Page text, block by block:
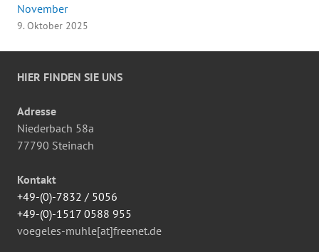
November
9. Oktober 2025
HIER FINDEN SIE UNS
Adresse
Niederbach 58a
77790 Steinach
Kontakt
+49-(0)-7832 / 5056
+49-(0)-1517 0588 955
voegeles-muhle[at]freenet.de